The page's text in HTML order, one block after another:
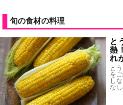
旬の食材の料理
と
熱
れ
と
を
し
な